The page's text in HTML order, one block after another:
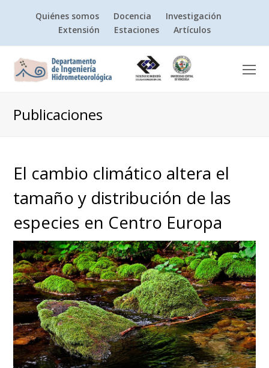
Quiénes somos Docencia
Investigación
Extensión
Estaciones Artículos
Publicaciones
El cambio climático altera el
tamaño y distribución de las
especies en Centro Europa